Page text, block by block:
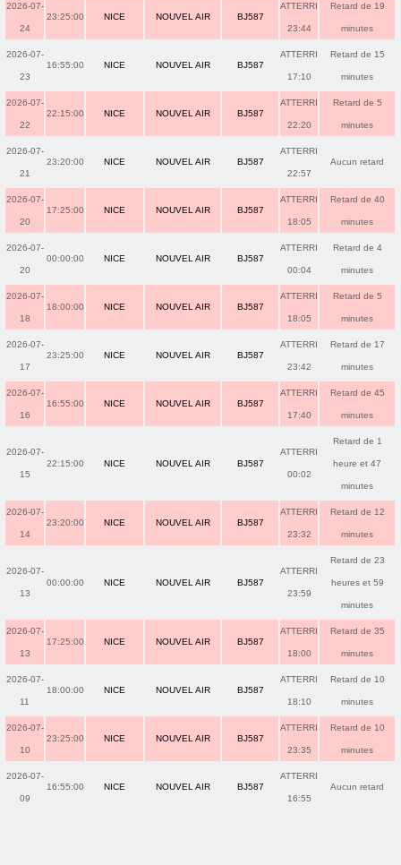
2026-07-
24
23:25:00 NICE NOUVEL AIR BJ587
ATTERRI
23:44
Retard de 19
minutes
2026-07-
23
16:55:00 NICE NOUVEL AIR BJ587
ATTERRI
17:10
Retard de 15
minutes
2026-07-
22
22:15:00 NICE NOUVEL AIR BJ587
ATTERRI
22:20
Retard de 5
minutes
2026-07-
21
23:20:00 NICE NOUVEL AIR BJ587
ATTERRI
22:57
Aucun retard
2026-07-
20
17:25:00 NICE NOUVEL AIR BJ587
ATTERRI
18:05
Retard de 40
minutes
2026-07-
20
00:00:00 NICE NOUVEL AIR BJ587
ATTERRI
00:04
Retard de 4
minutes
2026-07-
18
18:00:00 NICE NOUVEL AIR BJ587
ATTERRI
18:05
Retard de 5
minutes
2026-07-
17
23:25:00 NICE NOUVEL AIR BJ587
ATTERRI
23:42
Retard de 17
minutes
2026-07-
16
16:55:00 NICE NOUVEL AIR BJ587
ATTERRI
17:40
Retard de 45
minutes
2026-07-
15
22:15:00 NICE NOUVEL AIR BJ587
ATTERRI
00:02
Retard de 1
heure et 47
minutes
2026-07-
14
23:20:00 NICE NOUVEL AIR BJ587
ATTERRI
23:32
Retard de 12
minutes
2026-07-
13
00:00:00 NICE NOUVEL AIR BJ587
ATTERRI
23:59
Retard de 23
heures et 59
minutes
2026-07-
13
17:25:00 NICE NOUVEL AIR BJ587
ATTERRI
18:00
Retard de 35
minutes
2026-07-
11
18:00:00 NICE NOUVEL AIR BJ587
ATTERRI
18:10
Retard de 10
minutes
2026-07-
10
23:25:00 NICE NOUVEL AIR BJ587
ATTERRI
23:35
Retard de 10
minutes
2026-07-
09
16:55:00 NICE NOUVEL AIR BJ587
ATTERRI
16:55
Aucun retard